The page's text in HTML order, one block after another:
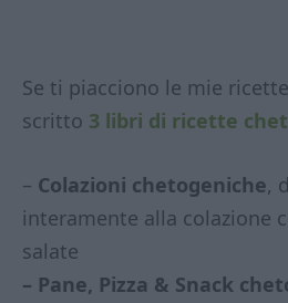
Se ti piacciono le mie
scritto 3 libri di ricette
– Colazioni chetogeniche,
interamente alla colazione
salate
– Pane, Pizza & Snack